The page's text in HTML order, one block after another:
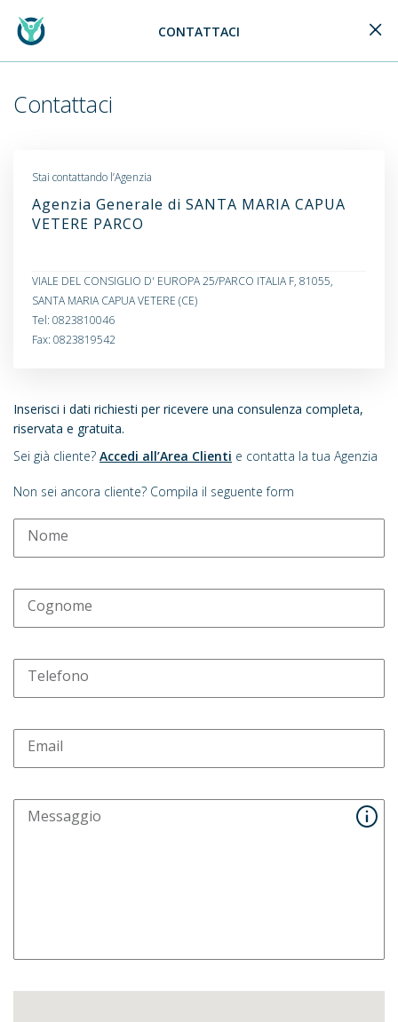
Generali Logo CONTATTACI
Contattaci
Inserisci i dati richiesti per ricevere una consulenza completa,
riservata e gratuita.
Sei già cliente? Accedi all’Area Clienti e contatta la tua Agenzia
Non sei ancora cliente? Compila il seguente form
Nome
Cognome
Telefono
Email
Messaggio
Stai contattando l’Agenzia
Agenzia Generale di SANTA MARIA CAPUA
VETERE PARCO
VIALE DEL CONSIGLIO D' EUROPA 25/PARCO ITALIA F, 81055,
SANTA MARIA CAPUA VETERE (CE)
Tel: 0823810046
Fax: 0823819542